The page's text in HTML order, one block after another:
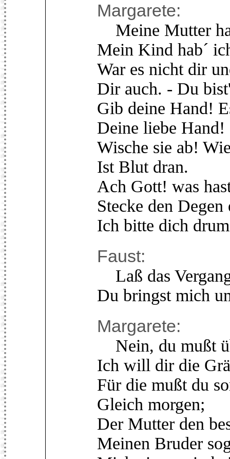
Margarete:
Meine Mutter
Mein Kind hab´
War es nicht dir
Dir auch. - Du
Gib deine Hand!
Deine liebe
Wische sie ab!
Ist Blut dran.
Ach Gott! was
Stecke den Degen
Ich bitte dich
Faust:
Laß das
Du bringst mich
Margarete:
Nein, du mußt
Ich will dir die
Für die mußt du
Gleich morgen;
Der Mutter den
Meinen Bruder